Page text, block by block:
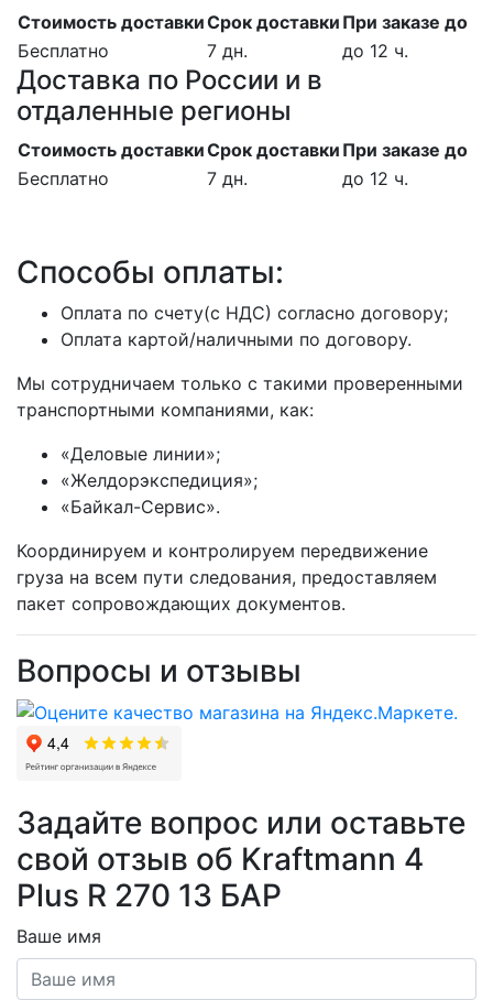
Стоимость доставкиСрок доставки При заказе до
Бесплатно
7 дн. до 12 ч.
Доставка по России и в
отдаленные регионы
Стоимость доставкиСрок доставки При заказе до
Бесплатно
7 дн. до 12 ч.
Способы оплаты:
Оплата по счету(с НДС) согласно договору;
Оплата картой/наличными по договору.
Мы сотрудничаем только с такими проверенными
транспортными компаниями, как:
«Деловые линии»;
«Желдорэкспедиция»;
«Байкал-Сервис».
Координируем и контролируем передвижение
груза на всем пути следования, предоставляем
пакет сопровождающих документов.
Вопросы и отзывы
Задайте вопрос или оставьте
свой отзыв об Kraftmann 4
Plus R 270 13 БАР
Ваше имя